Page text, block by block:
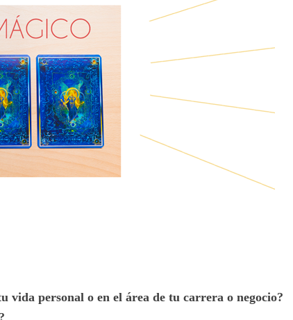
vida personal o en el área de tu carrera o negocio?